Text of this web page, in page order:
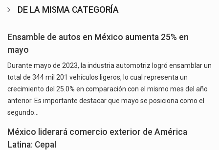
DE LA MISMA CATEGORÍA
Ensamble de autos en México aumenta 25% en
mayo
Durante mayo de 2023, la industria automotriz logró ensamblar un
total de 344 mil 201 vehículos ligeros, lo cual representa un
crecimiento del 25.0% en comparación con el mismo mes del año
anterior. Es importante destacar que mayo se posiciona como el
segundo…
México liderará comercio exterior de América
Latina: Cepal